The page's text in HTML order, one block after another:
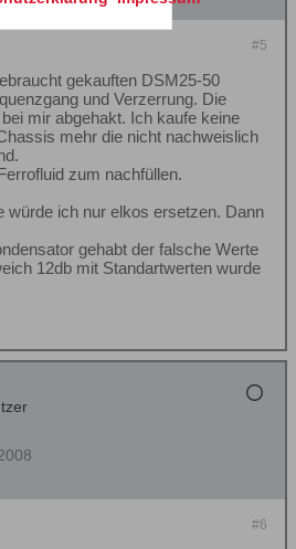
#5
gekauften DSM25-50
und Verzerrung. Die
mir abgehakt. Ich kaufe keine
mehr die nicht nachweislich
zum nachfüllen.
würde ich nur elkos ersetzen. Dann
gehabt der falsche Werte
12db mit Standartwerten wurde
#6